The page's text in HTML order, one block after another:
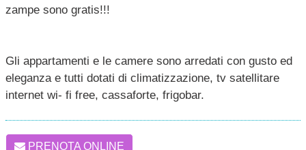
zampe sono gratis!!!
Gli appartamenti e le camere sono arredati con gusto ed
eleganza e tutti dotati di climatizzazione, tv satellitare
internet wi- fi free, cassaforte, frigobar.
PRENOTA ONLINE